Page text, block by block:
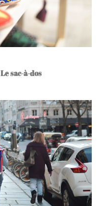
Le sac-à-dos